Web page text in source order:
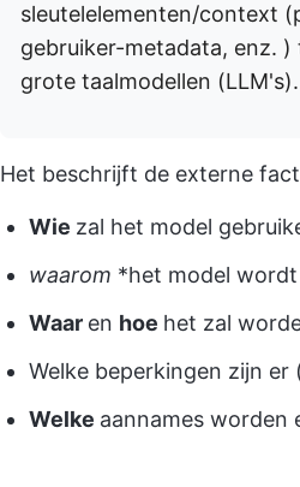
sleutelelementen/context
gebruiker-metadata, enz.
grote taalmodellen (LLM's).
Het beschrijft de externe
Wie zal het model
waarom *het model
Waar en hoe het zal
Welke beperkingen zijn
Welke aannames worden